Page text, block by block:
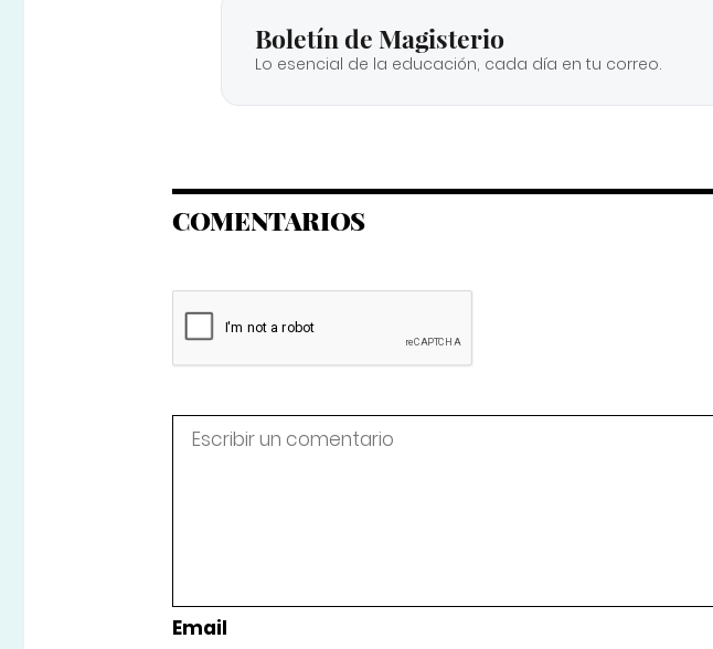
Boletín de Magisterio
Lo esencial de la educación, cada día en tu correo.
COMENTARIOS
Email